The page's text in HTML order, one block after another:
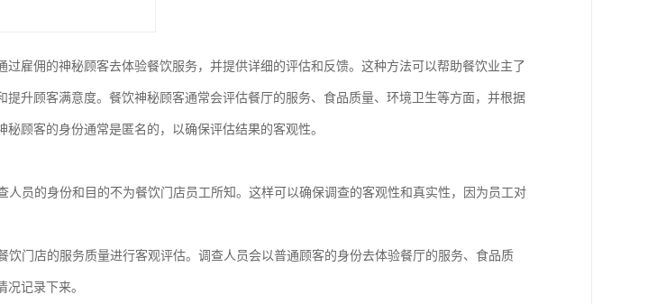
过雇佣的神秘顾客去体验餐饮服务，并提供详细的评估和反馈。这种方法可以帮助餐饮业主了
提升顾客满意度。餐饮神秘顾客通常会评估餐厅的服务、食品质量、环境卫生等方面，并根据
顾客的身份通常是匿名的，以确保评估结果的客观性。
人员的身份和目的不为餐饮门店员工所知。这样可以确保调查的客观性和真实性，因为员工对
饮门店的服务质量进行客观评估。调查人员会以普通顾客的身份去体验餐厅的服务、食品质
记录下来。